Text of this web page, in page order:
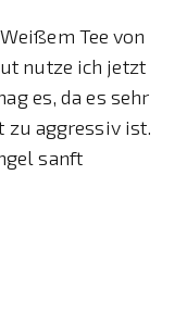
Tee von
nutze ich jetzt
es, da es sehr
aggressiv ist.
sanft